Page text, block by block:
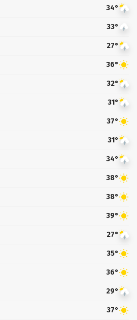
34°
33°
27°
36°
32°
31°
37°
31°
34°
38°
38°
39°
27°
35°
36°
29°
37°